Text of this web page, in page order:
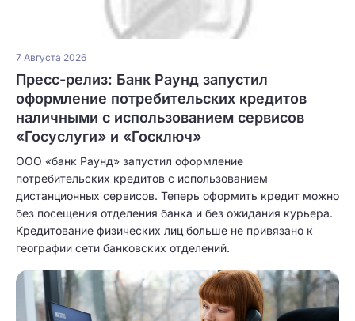
7 Августа 2026
Пресс-релиз: Банк Раунд запустил
оформление потребительских кредитов
наличными с использованием сервисов
«Госуслуги» и «Госключ»
ООО «банк Раунд» запустил оформление
потребительских кредитов с использованием
дистанционных сервисов. Теперь оформить кредит можно
без посещения отделения банка и без ожидания курьера.
Кредитование физических лиц больше не привязано к
географии сети банковских отделений.